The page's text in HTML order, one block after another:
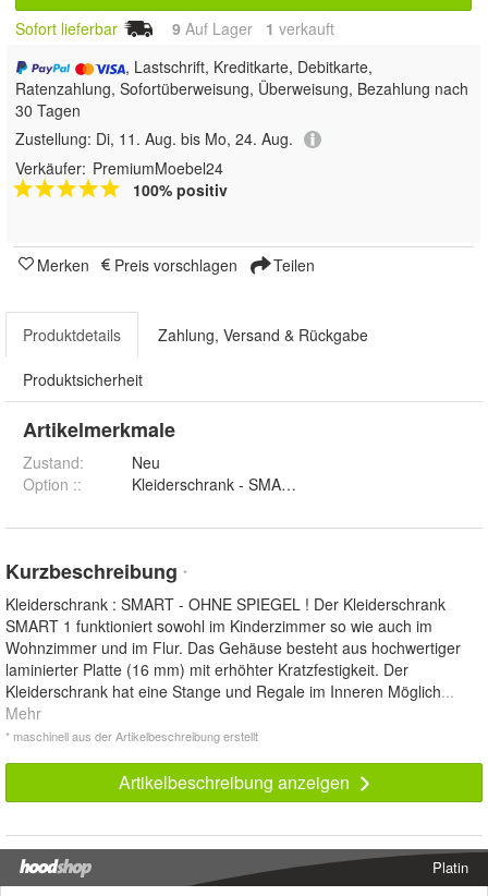
Sofort lieferbar 9 Auf Lager 1 verkauft
, Lastschrift, Kreditkarte, Debitkarte,
Ratenzahlung, Sofortüberweisung, Überweisung, Bezahlung nach
30 Tagen
Zustellung: Di, 11. Aug. bis Mo, 24. Aug.
Verkäufer: PremiumMoebel24
100% positiv
Merken Preis vorschlagen Teilen
Produktdetails Zahlung, Versand & Rückgabe
Produktsicherheit
Artikelmerkmale
Zustand:
Neu
Option ::
Kurzbeschreibung *
Kleiderschrank : SMART - OHNE SPIEGEL ! Der Kleiderschrank
SMART 1 funktioniert sowohl im Kinderzimmer so wie auch im
Wohnzimmer und im Flur. Das Gehäuse besteht aus hochwertiger
laminierter Platte (16 mm) mit erhöhter Kratzfestigkeit. Der
Kleiderschrank hat eine Stange und Regale im Inneren Möglich...
Mehr
* maschinell aus der Artikelbeschreibung erstellt
Artikelbeschreibung anzeigen
Platin